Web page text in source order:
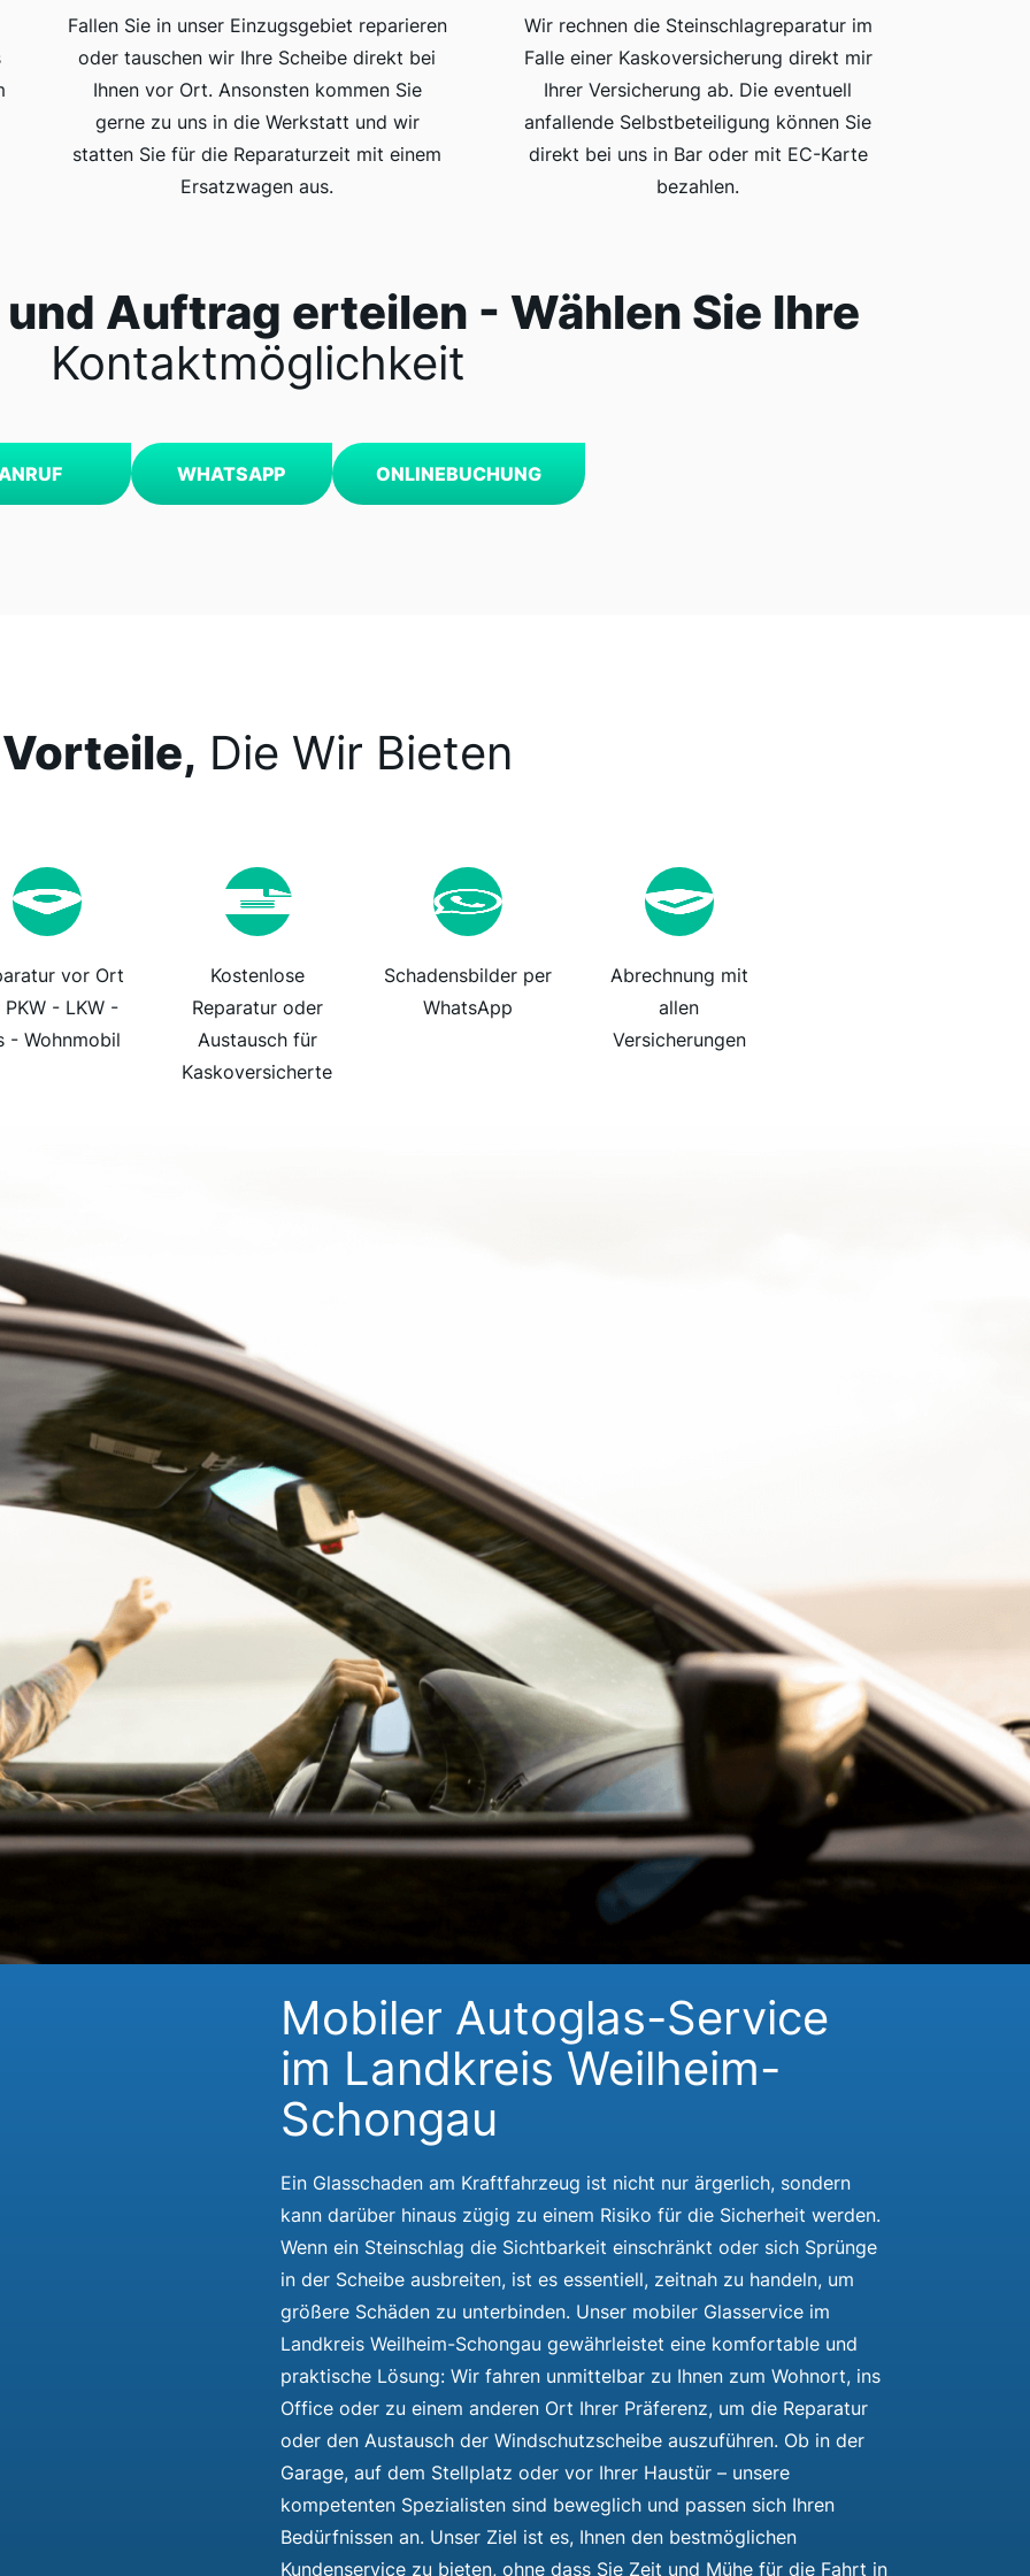
Fallen Sie in unser Einzugsgebiet reparieren
oder tauschen wir Ihre Scheibe direkt bei
Ihnen vor Ort. Ansonsten kommen Sie
gerne zu uns in die Werkstatt und wir
statten Sie für die Reparaturzeit mit einem
Ersatzwagen aus.
Wir rechnen die Steinschlagreparatur im
Falle einer Kaskoversicherung direkt mir
Ihrer Versicherung ab. Die eventuell
anfallende Selbstbeteiligung können Sie
direkt bei uns in Bar oder mit EC-Karte
bezahlen.
Auftrag erteilen - Wählen Sie Ihre
Kontaktmöglichkeit
WHATSAPP ONLINEBUCHUNG
Vorteile, Die Wir Bieten
vor Ort
- LKW -
- Wohnmobil
Kostenlose
Reparatur oder
Austausch für
Kaskoversicherte
Schadensbilder per
WhatsApp
Abrechnung mit
allen
Versicherungen
Mobiler Autoglas-Service
im Landkreis Weilheim-
Schongau
Ein Glasschaden am Kraftfahrzeug ist nicht nur ärgerlich, sondern
kann darüber hinaus zügig zu einem Risiko für die Sicherheit werden.
Wenn ein Steinschlag die Sichtbarkeit einschränkt oder sich Sprünge
in der Scheibe ausbreiten, ist es essentiell, zeitnah zu handeln, um
größere Schäden zu unterbinden. Unser mobiler Glasservice im
Landkreis Weilheim-Schongau gewährleistet eine komfortable und
praktische Lösung: Wir fahren unmittelbar zu Ihnen zum Wohnort, ins
Office oder zu einem anderen Ort Ihrer Präferenz, um die Reparatur
oder den Austausch der Windschutzscheibe auszuführen. Ob in der
Garage, auf dem Stellplatz oder vor Ihrer Haustür – unsere
kompetenten Spezialisten sind beweglich und passen sich Ihren
Bedürfnissen an. Unser Ziel ist es, Ihnen den bestmöglichen
Kundenservice zu bieten, ohne dass Sie Zeit und Mühe für die Fahrt in